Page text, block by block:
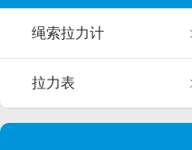
绳索拉力计
拉力表